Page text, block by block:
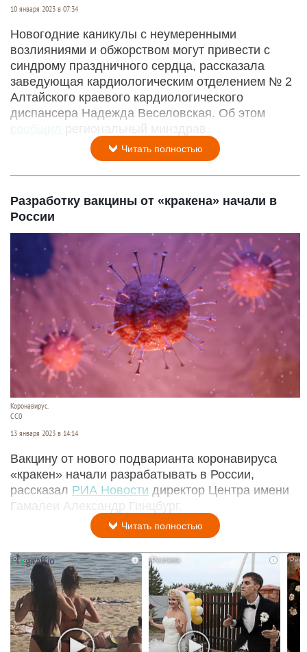
10 января 2023 в 07:34
Новогодние каникулы с неумеренными
возлияниями и обжорством могут привести с
синдрому праздничного сердца, рассказала
заведующая кардиологическим отделением № 2
Алтайского краевого кардиологического
диспансера Надежда Веселовская. Об этом
сообщил
региональный минздрав.
Читать полностью
Разработку вакцины от «кракена» начали в
России
Коронавирус.
СС0
13 января 2023 в 14:14
Вакцину от нового подварианта коронавируса
«кракен» начали разрабатывать в России,
рассказал РИА Новости директор Центра имени
Гамалеи Александр Гинцбург.
Читать полностью
i i